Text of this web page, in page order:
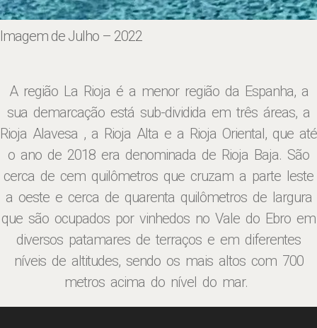
Imagem de Julho – 2022
A região La Rioja é a menor região da Espanha, a
sua demarcação está sub-dividida em três áreas, a
Rioja Alavesa , a Rioja Alta e a Rioja Oriental, que até
o ano de 2018 era denominada de Rioja Baja. São
cerca de cem quilômetros que cruzam a parte leste
a oeste e cerca de quarenta quilômetros de largura
que são ocupados por vinhedos no Vale do Ebro em
diversos patamares de terraços e em diferentes
níveis de altitudes, sendo os mais altos com 700
metros acima do nível do mar.